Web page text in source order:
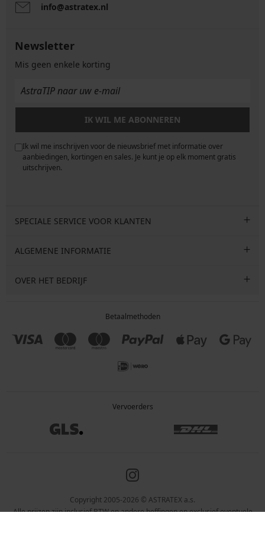
info@astratex.nl
Newsletter
Mis geen enkele korting
IK WIL ME ABONNEREN
Ik wil me inschrijven voor de nieuwsbrief met informatie over
aanbiedingen, kortingen en sales. Je kunt je op elk moment gratis
uitschrijven.
SPECIALE SERVICE VOOR KLANTEN
ALGEMENE INFORMATIE
OVER HET BEDRIJF
Betaalmethoden
Vervoerders
Copyright 2005-2026 © ASTRATEX a.s.
Alle prijzen zijn inclusief BTW en andere heffingen en exclusief eventuele